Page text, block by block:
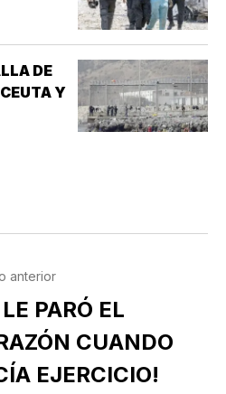
DE
Y
anterior
LE PARÓ EL
CUANDO
EJERCICIO!